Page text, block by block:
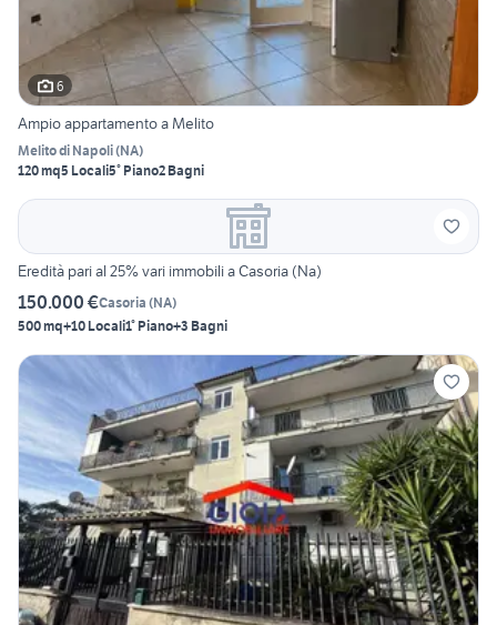
6
Ampio appartamento a Melito
Melito di Napoli(NA)
120 mq5 Locali5° Piano2 Bagni
Eredità pari al 25% vari immobili a Casoria (Na)
150.000 €Casoria (NA)
500 mq+10 Locali1° Piano+3 Bagni